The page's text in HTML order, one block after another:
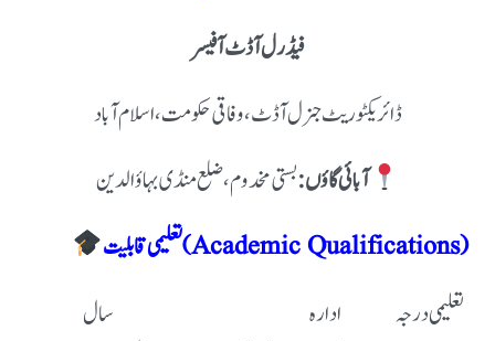
فیڈرل آڈٹ آفیسر
ڈائریکٹوریٹ جنرل آڈٹ، وفاقی حکومت، اسلام آباد
آبائی گاؤں:بستی مخدوم، ضلع منڈی بہاؤالدین
تعلیمی قابلیت (Academic Qualifications)
تعلیمی درجہ
ادارہ
سال